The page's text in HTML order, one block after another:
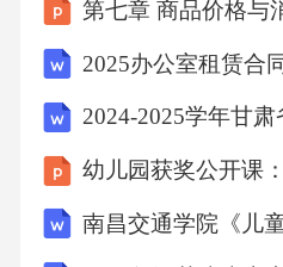
应证明，双方应协商解
第十一条争议解决
本协议在履行过程中发
首先通过协商解决；协
第七章 商品价格与
2025办公室租赁合